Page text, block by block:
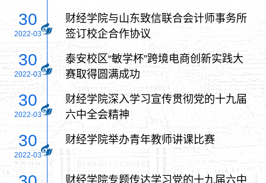
30
2022-03
财经学院与山东致信联合会计师事务所
签订校企合作协议
30
2022-03
泰安校区“敏学杯”跨境电商创新实践大
赛取得圆满成功
30
2022-03
财经学院深入学习宣传贯彻党的十九届
六中全会精神
30
2022-03
财经学院举办青年教师讲课比赛
财经学院专题传达学习党的十九届六中